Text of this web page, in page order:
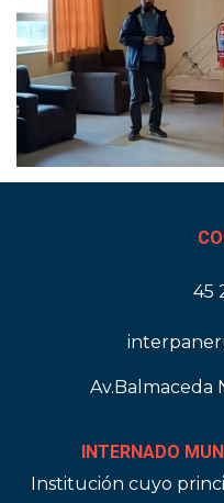
45
Av.Balmaceda
INTERNADO
Institución cuyo